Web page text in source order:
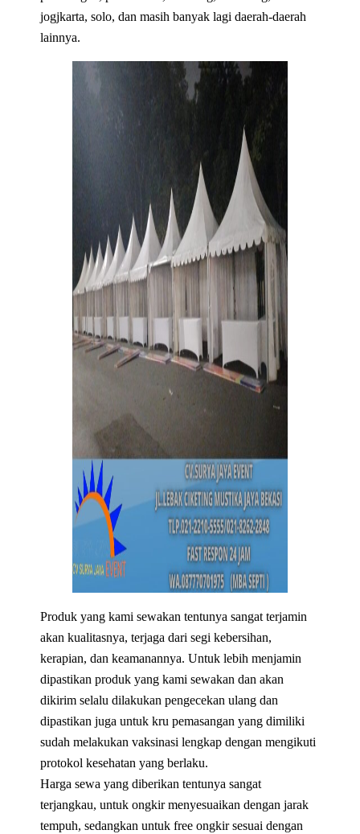
jogjkarta, solo, dan masih banyak lagi daerah-daerah
lainnya.
Produk yang kami sewakan tentunya sangat terjamin
akan kualitasnya, terjaga dari segi kebersihan,
kerapian, dan keamanannya. Untuk lebih menjamin
dipastikan produk yang kami sewakan dan akan
dikirim selalu dilakukan pengecekan ulang dan
dipastikan juga untuk kru pemasangan yang dimiliki
sudah melakukan vaksinasi lengkap dengan mengikuti
protokol kesehatan yang berlaku.
Harga sewa yang diberikan tentunya sangat
terjangkau, untuk ongkir menyesuaikan dengan jarak
tempuh, sedangkan untuk free ongkir sesuai dengan